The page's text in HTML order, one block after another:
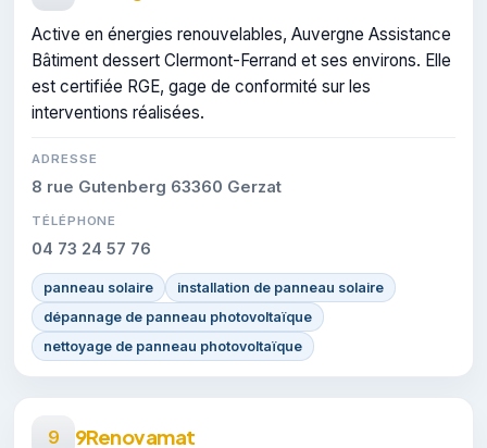
Active en énergies renouvelables, Auvergne Assistance
Bâtiment dessert Clermont-Ferrand et ses environs. Elle
est certifiée RGE, gage de conformité sur les
interventions réalisées.
ADRESSE
8 rue Gutenberg 63360 Gerzat
TÉLÉPHONE
04 73 24 57 76
panneau solaire
installation de panneau solaire
dépannage de panneau photovoltaïque
nettoyage de panneau photovoltaïque
9 9Renovamat